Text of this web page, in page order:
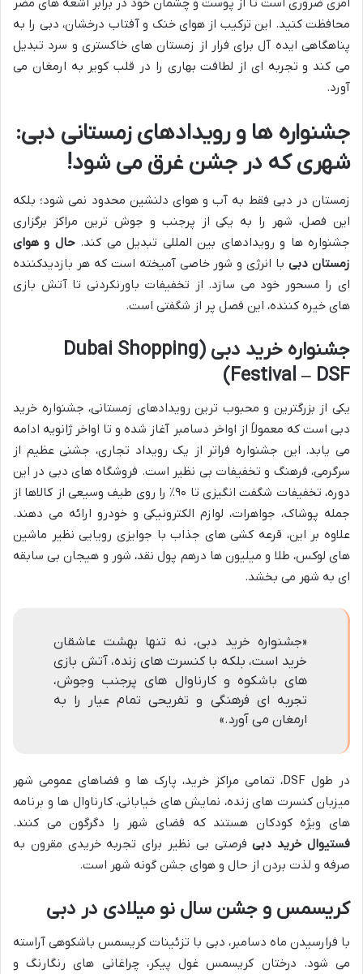
امری ضروری است تا از پوست و چشمان خود در برابر اشعه های مضر
محافظت کنید. این ترکیب از هوای خنک و آفتاب درخشان، دبی را به
پناهگاهی ایده آل برای فرار از زمستان های خاکستری و سرد تبدیل
می کند و تجربه ای از لطافت بهاری را در قلب کویر به ارمغان می
آورد.
جشنواره ها و رویدادهای زمستانی دبی:
شهری که در جشن غرق می شود!
زمستان در دبی فقط به آب و هوای دلنشین محدود نمی شود؛ بلکه
این فصل، شهر را به یکی از پرجنب و جوش ترین مراکز برگزاری
جشنواره ها و رویدادهای بین المللی تبدیل می کند.حال و هوای
زمستان دبیبا انرژی و شور خاصی آمیخته است که هر بازدیدکننده
ای را مسحور خود می سازد. از تخفیفات باورنکردنی تا آتش بازی
های خیره کننده، این فصل پر از شگفتی است.
جشنواره خرید دبی (Dubai Shopping
Festival – DSF)
یکی از بزرگترین و محبوب ترین رویدادهای زمستانی، جشنواره خرید
دبی است که معمولاً از اواخر دسامبر آغاز شده و تا اواخر ژانویه ادامه
می یابد. این جشنواره فراتر از یک رویداد تجاری، جشنی عظیم از
سرگرمی، فرهنگ و تخفیفات بی نظیر است. فروشگاه های دبی در این
دوره، تخفیفات شگفت انگیزی تا ۹۰٪ را روی طیف وسیعی از کالاها از
جمله پوشاک، جواهرات، لوازم الکترونیکی و خودرو ارائه می دهند.
علاوه بر این، قرعه کشی های جذاب با جوایزی رویایی نظیر ماشین
های لوکس، طلا و میلیون ها درهم پول نقد، شور و هیجان بی سابقه
ای به شهر می بخشد.
«جشنواره خرید دبی، نه تنها بهشت عاشقان
خرید است، بلکه با کنسرت های زنده، آتش بازی
های باشکوه و کارناوال های پرجنب وجوش،
تجربه ای فرهنگی و تفریحی تمام عیار را به
ارمغان می آورد.»
در طول DSF، تمامی مراکز خرید، پارک ها و فضاهای عمومی شهر
میزبان کنسرت های زنده، نمایش های خیابانی، کارناوال ها و برنامه
های ویژه کودکان هستند که فضای شهر را دگرگون می کنند.
فستیوال خرید دبیفرصتی بی نظیر برای تجربه خریدی مقرون به
صرفه و لذت بردن از حال و هوای جشن گونه شهر است.
کریسمس و جشن سال نو میلادی در دبی
با فرارسیدن ماه دسامبر، دبی با تزئینات کریسمس باشکوهی آراسته
می شود. درختان کریسمس غول پیکر، چراغانی های رنگارنگ و